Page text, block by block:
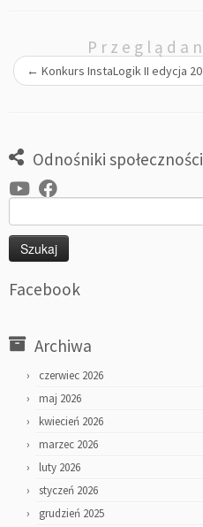
← Konkurs InstaLogik II edycja
Odnośniki
Facebook
Archiwa
czerwiec 2026
maj 2026
kwiecień 2026
marzec 2026
luty 2026
styczeń 2026
grudzień 2025